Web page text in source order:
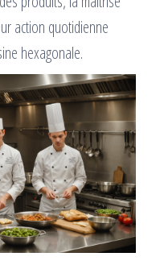
action quotidienne
hexagonale.